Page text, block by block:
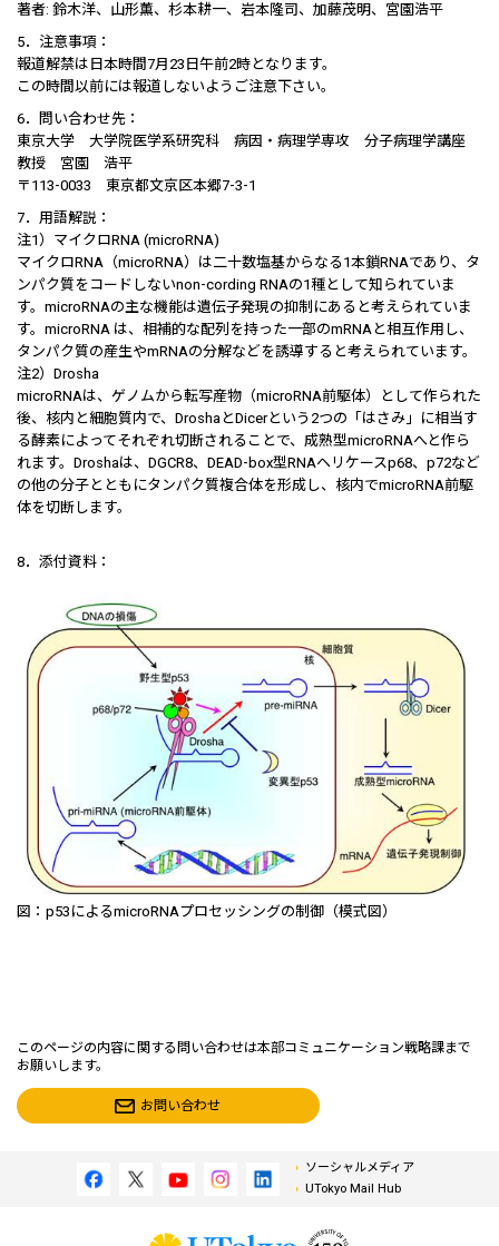
著者: 鈴木洋、山形薫、杉本耕一、岩本隆司、加藤茂明、宮園浩平
5．注意事項：
報道解禁は日本時間7月23日午前2時となります。
この時間以前には報道しないようご注意下さい。
6．問い合わせ先：
東京大学 大学院医学系研究科 病因・病理学専攻 分子病理学講座
教授 宮園 浩平
〒113-0033 東京都文京区本郷7-3-1
7．用語解説：
注1）マイクロRNA (microRNA)
マイクロRNA（microRNA）は二十数塩基からなる1本鎖RNAであり、タ
ンパク質をコードしないnon-cording RNAの1種として知られていま
す。microRNAの主な機能は遺伝子発現の抑制にあると考えられていま
す。microRNA は、相補的な配列を持った一部のmRNAと相互作用し、
タンパク質の産生やmRNAの分解などを誘導すると考えられています。
注2）Drosha
microRNAは、ゲノムから転写産物（microRNA前駆体）として作られた
後、核内と細胞質内で、DroshaとDicerという2つの「はさみ」に相当す
る酵素によってそれぞれ切断されることで、成熟型microRNAへと作ら
れます。Droshaは、DGCR8、DEAD-box型RNAヘリケースp68、p72など
の他の分子とともにタンパク質複合体を形成し、核内でmicroRNA前駆
体を切断します。
8．添付資料：
図：p53によるmicroRNAプロセッシングの制御（模式図）
このページの内容に関する問い合わせは本部コミュニケーション戦略課まで
お願いします。
お問い合わせ
ソーシャルメディア
UTokyo Mail Hub